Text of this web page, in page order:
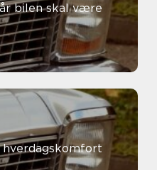
bilen skal være